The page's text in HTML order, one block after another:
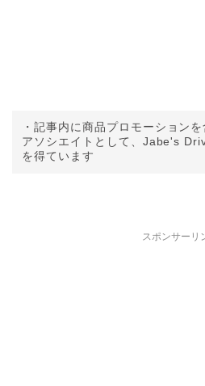
・記事内に商品プロモーション
アソシエイトとして、Jabe's
を得ています
スポンサーリ